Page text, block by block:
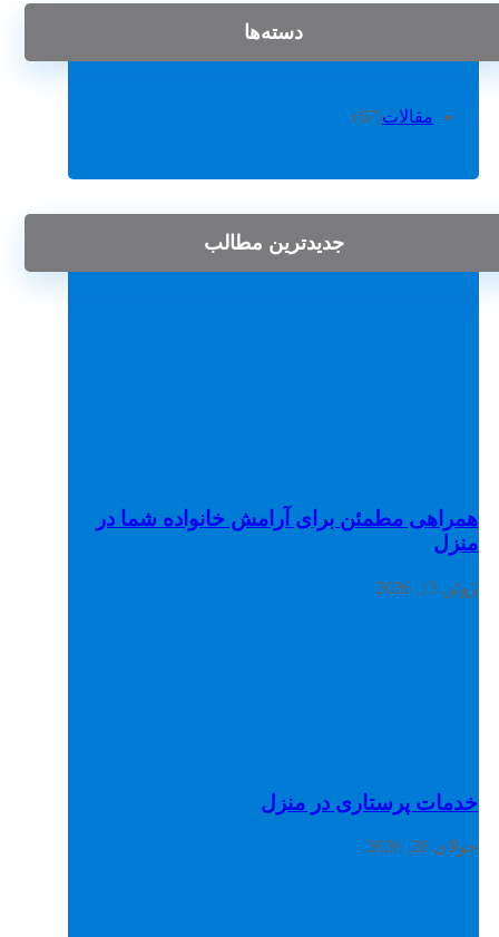
دسته‌ها
مقالات(67)
جدیدترین مطالب
همراهی مطمئن برای آرامش خانواده شما در
منزل
ژوئن 13, 2026
خدمات پرستاری در منزل
جولای 28, 2026